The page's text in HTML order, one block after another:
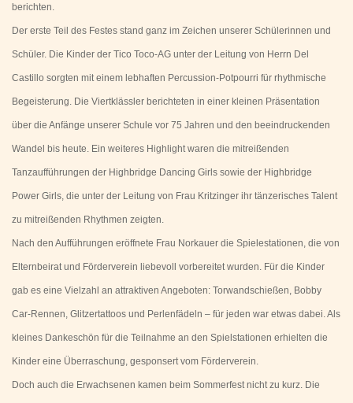
berichten.
Der erste Teil des Festes stand ganz im Zeichen unserer Schülerinnen und
Schüler. Die Kinder der Tico Toco-AG unter der Leitung von Herrn Del
Castillo sorgten mit einem lebhaften Percussion-Potpourri für rhythmische
Begeisterung. Die Viertklässler berichteten in einer kleinen Präsentation
über die Anfänge unserer Schule vor 75 Jahren und den beeindruckenden
Wandel bis heute. Ein weiteres Highlight waren die mitreißenden
Tanzaufführungen der Highbridge Dancing Girls sowie der Highbridge
Power Girls, die unter der Leitung von Frau Kritzinger ihr tänzerisches Talent
zu mitreißenden Rhythmen zeigten.
Nach den Aufführungen eröffnete Frau Norkauer die Spielestationen, die von
Elternbeirat und Förderverein liebevoll vorbereitet wurden. Für die Kinder
gab es eine Vielzahl an attraktiven Angeboten: Torwandschießen, Bobby
Car-Rennen, Glitzertattoos und Perlenfädeln – für jeden war etwas dabei. Als
kleines Dankeschön für die Teilnahme an den Spielstationen erhielten die
Kinder eine Überraschung, gesponsert vom Förderverein.
Doch auch die Erwachsenen kamen beim Sommerfest nicht zu kurz. Die